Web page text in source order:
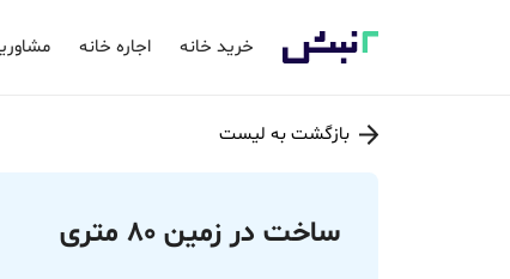
خرید خانه اجاره خانه
بازگشت به لیست
ساخت در زمین 80 متری